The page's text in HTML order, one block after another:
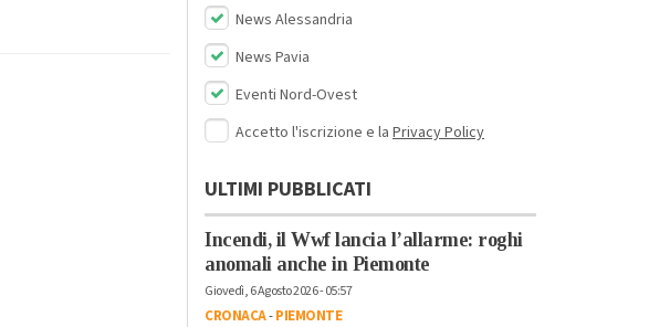
News Alessandria
News Pavia
Eventi Nord-Ovest
Accetto l'iscrizione e la Privacy Policy
ULTIMI PUBBLICATI
Incendi, il Wwf lancia l’allarme: roghi
anomali anche in Piemonte
Giovedì, 6 Agosto 2026 - 05:57
CRONACA-PIEMONTE